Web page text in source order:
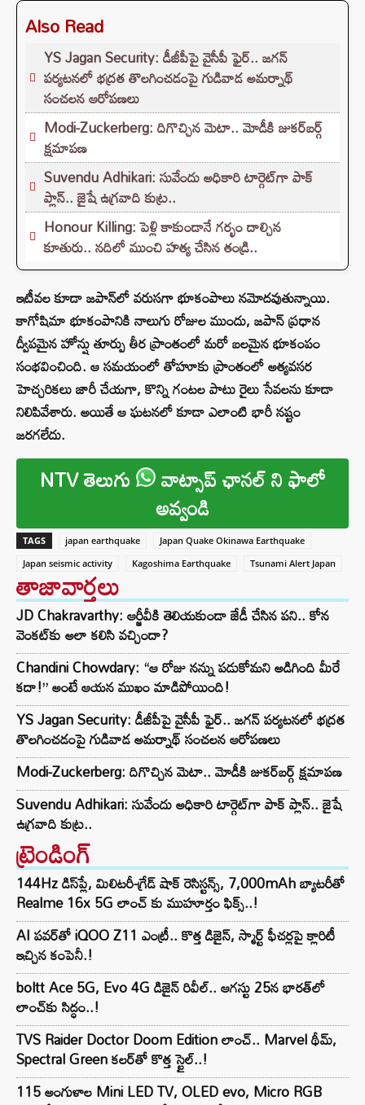
Also Read
YS Jagan Security: డీజీపీపై వైసీపీ ఫైర్.. జగన్
పర్యటనలో భద్రత తొలగించడంపై గుడివాడ అమర్నాథ్
సంచలన ఆరోపణలు
Modi-Zuckerberg: దిగొచ్చిన మెటా.. మోడీకి జుకర్‌బర్గ్
క్షమాపణ
Suvendu Adhikari: సువేందు అధికారి టార్గెట్‌గా పాక్
ప్లాన్.. జైషే ఉగ్రవాది కుట్ర..
Honour Killing: పెళ్లి కాకుండానే గర్భం దాల్చిన
కూతురు.. నదిలో ముంచి హత్య చేసిన తండ్రి..
ఇటీవల కూడా జపాన్‌లో వరుసగా భూకంపాలు నమోదవుతున్నాయి.
కాగోషిమా భూకంపానికి నాలుగు రోజుల ముందు, జపాన్ ప్రధాన
ద్వీపమైన హోన్షు తూర్పు తీర ప్రాంతంలో మరో బలమైన భూకంపం
సంభవించింది. ఆ సమయంలో తోహూకు ప్రాంతంలో అత్యవసర
హెచ్చరికలు జారీ చేయగా, కొన్ని గంటల పాటు రైలు సేవలను కూడా
నిలిపివేశారు. అయితే ఆ ఘటనలో కూడా ఎలాంటి భారీ నష్టం
జరగలేదు.
NTV తెలుగు వాట్సాప్ ఛానల్ ని ఫాలో
అవ్వండి
TAGS japan earthquake
Japan Quake Okinawa Earthquake
Japan seismic activity
Kagoshima Earthquake Tsunami Alert Japan
తాజావార్తలు
JD Chakravarthy: ఆర్జీవీకి తెలియకుండా జేడీ చేసిన పని.. కోన
వెంకట్‌కు అలా కలిసి వచ్చిందా?
Chandini Chowdary: “ఆ రోజు నన్ను పడుకోమని అడిగింది మీరే
కదా!” అంటే ఆయన ముఖం మాడిపోయింది!
YS Jagan Security: డీజీపీపై వైసీపీ ఫైర్.. జగన్ పర్యటనలో భద్రత
తొలగించడంపై గుడివాడ అమర్నాథ్ సంచలన ఆరోపణలు
Modi-Zuckerberg: దిగొచ్చిన మెటా.. మోడీకి జుకర్‌బర్గ్ క్షమాపణ
Suvendu Adhikari: సువేందు అధికారి టార్గెట్‌గా పాక్ ప్లాన్.. జైషే
ఉగ్రవాది కుట్ర..
ట్రెండింగ్‌
144Hz డిస్‌ప్లే, మిలిటరీ-గ్రేడ్ షాక్ రెసిస్టన్స్, 7,000mAh బ్యాటరీతో
Realme 16x 5G లాంచ్ కు ముహూర్తం ఫిక్స్..!
AI పవర్‌తో iQOO Z11 ఎంట్రీ.. కొత్త డిజైన్, స్మార్ట్ ఫీచర్లపై క్లారిటీ
ఇచ్చిన కంపెనీ.!
boltt Ace 5G, Evo 4G డిజైన్ రివీల్.. ఆగస్టు 25న భారత్‌లో
లాంచ్‌కు సిద్ధం..!
TVS Raider Doctor Doom Edition లాంచ్.. Marvel థీమ్,
Spectral Green కలర్‌తో కొత్త స్టైల్..!
115 అంగుళాల Mini LED TV, OLED evo, Micro RGB